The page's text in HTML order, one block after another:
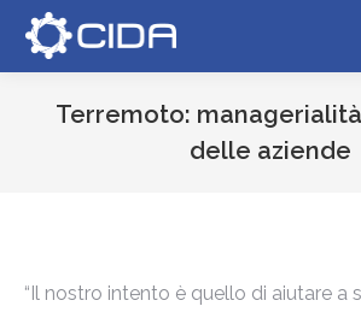
Terremoto:
delle aziende
“Il nostro intento è quello di aiutare a